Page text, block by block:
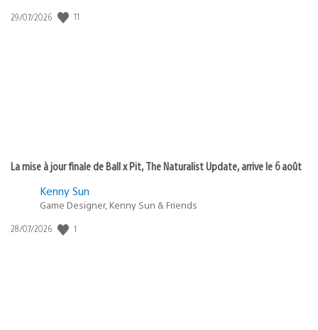
Date
29/07/2026 11
La mise à jour finale de Ball x Pit, The Naturalist Update, arrive le 6 août
Kenny Sun
Game Designer, Kenny Sun & Friends
Date
28/07/2026 1